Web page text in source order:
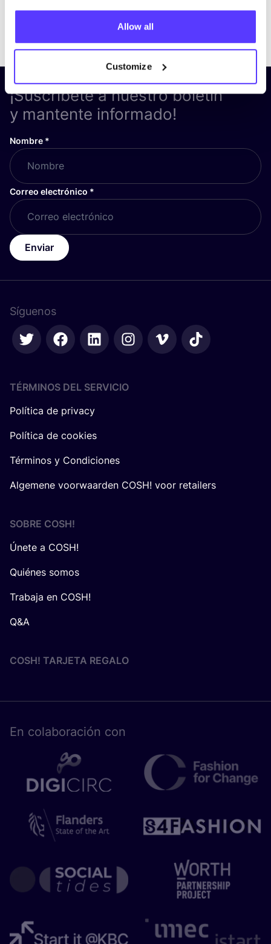
Allow all
Customize
¡Suscríbete a nuestro boletín
y mantente informado!
Nombre *
Correo electrónico *
Enviar
Síguenos
TÉRMINOS DEL SERVICIO
Política de privacy
Política de cookies
Términos y Condiciones
Algemene voorwaarden COSH! voor retailers
SOBRE COSH!
Únete a COSH!
Quiénes somos
Trabaja en COSH!
Q&A
COSH! TARJETA REGALO
En cola­bo­ra­ción con